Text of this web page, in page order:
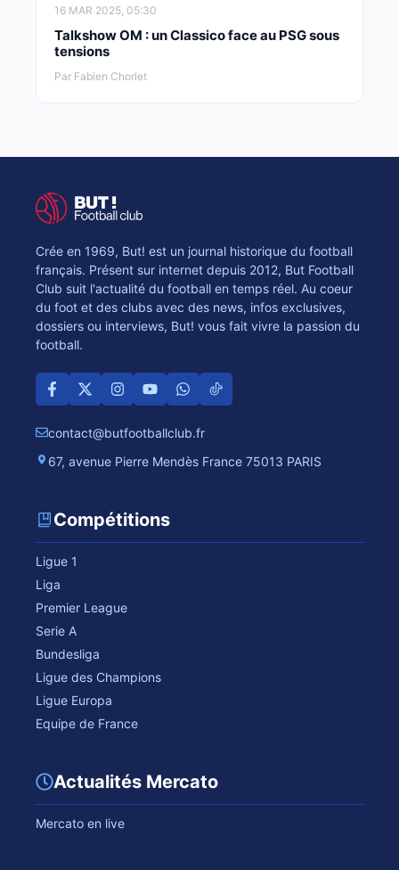
16 MAR 2025, 05:30
Talkshow OM : un Classico face au PSG sous
tensions
Par Fabien Chorlet
Crée en 1969, But! est un journal historique du football
français. Présent sur internet depuis 2012, But Football
Club suit l'actualité du football en temps réel. Au coeur
du foot et des clubs avec des news, infos exclusives,
dossiers ou interviews, But! vous fait vivre la passion du
football.
contact@butfootballclub.fr
67, avenue Pierre Mendès France 75013 PARIS
Compétitions
Ligue 1
Liga
Premier League
Serie A
Bundesliga
Ligue des Champions
Ligue Europa
Equipe de France
Actualités Mercato
Mercato en live